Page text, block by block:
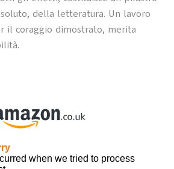
della letteratura. Un lavoro
il coraggio dimostrato, merita